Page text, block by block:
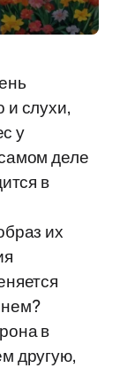
и слухи,
у
деле
в
их
в
другую,